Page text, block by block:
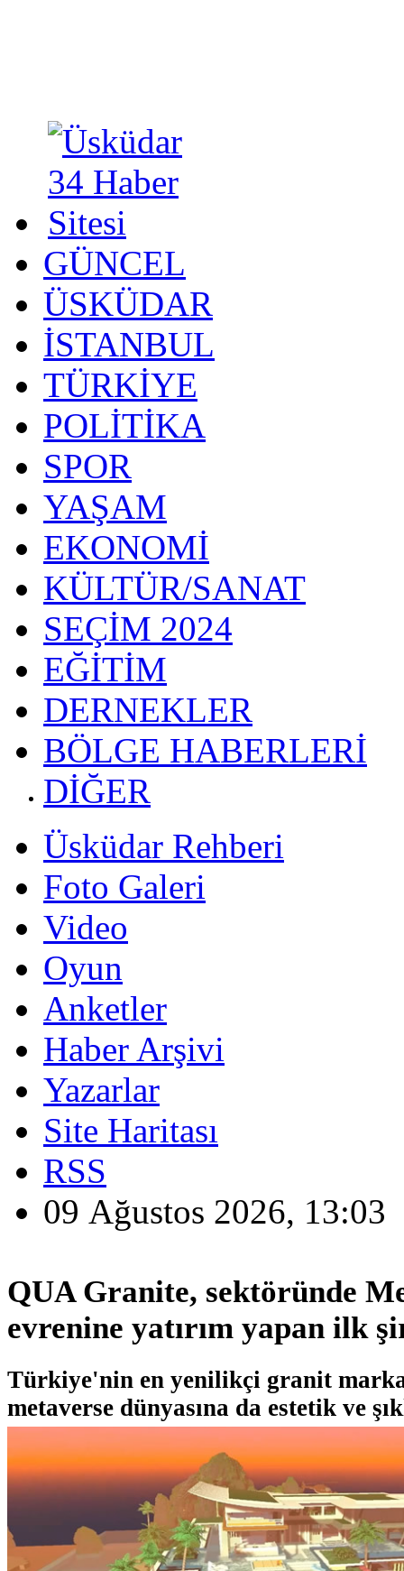
GÜNCEL
ÜSKÜDAR
İSTANBUL
TÜRKİYE
POLİTİKA
SPOR
YAŞAM
EKONOMİ
KÜLTÜR/SANAT
SEÇİM 2024
EĞİTİM
DERNEKLER
BÖLGE HABERLERİ
DİĞER
Üsküdar Rehberi
Foto Galeri
Video
Oyun
Anketler
Haber Arşivi
Yazarlar
Site Haritası
RSS
09 Ağustos 2026, 13:03
QUA Granite, sektöründe
evrenine yatırım yapan ilk
Türkiye'nin en yenilikçi granit
metaverse dünyasına da estetik ve